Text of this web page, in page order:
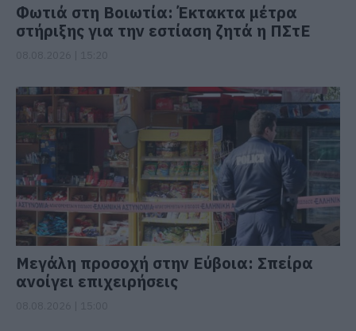
Φωτιά στη Βοιωτία: Έκτακτα μέτρα
στήριξης για την εστίαση ζητά η ΠΣτΕ
Μεγάλη προσοχή στην Εύβοια: Σπείρα
ανοίγει επιχειρήσεις